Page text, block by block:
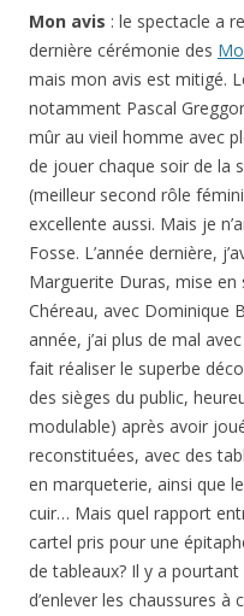
Mon avis : le spectacle a
dernière cérémonie des
mais mon avis est mitigé.
notamment Pascal
mûr au vieil homme avec
de jouer chaque soir de la
(meilleur second rôle
excellente aussi. Mais je
Fosse. L’année dernière,
Marguerite Duras, mise
Chéreau, avec Dominique
année, j’ai plus de mal
fait réaliser le superbe
des sièges du public,
modulable) après avoir
reconstituées, avec des
en marqueterie, ainsi que
cuir… Mais quel rapport
cartel pris pour une
de tableaux? Il y a
d’enlever les chaussures